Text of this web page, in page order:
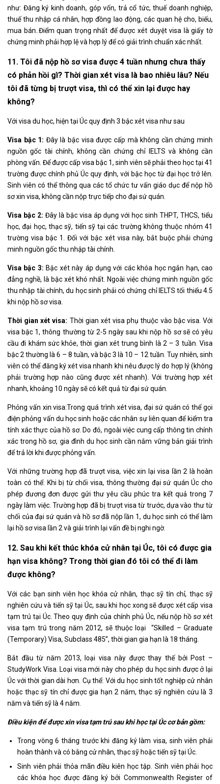
như: Đăng ký kinh doanh, góp vốn, trả cổ tức, thuế doanh nghiệp,
thuế thu nhập cá nhân, hợp đồng lao động, các quan hệ cho, biếu,
mua bán..Điểm quan trọng nhất để được xét duyệt visa là giấy tờ
chứng minh phải hợp lệ và hợp lý để có giải trình chuẩn xác nhất.
11. Tôi đã nộp hồ sơ visa được 4 tuần nhưng chưa thấy
có phản hồi gì? Thời gian xét visa là bao nhiêu lâu? Nếu
tôi đã từng bị trượt visa, thì có thể xin lại được hay
không?
Với visa du học, hiện tại Úc quy định 3 bậc xét visa như sau
Visa bậc 1: Đây là bậc visa được cấp mà không cần chứng minh
nguồn gốc tài chính, không cần chứng chỉ IELTS và không cần
phòng vấn. Để được cấp visa bậc 1, sinh viên sẽ phải theo học tại 41
trường được chính phủ Úc quy định, với bậc học từ đại học trở lên.
Sinh viên có thể thông qua các tổ chức tư vấn giáo dục để nộp hồ
sơ xin visa, không cần nộp trực tiếp cho đại sứ quán.
Visa bậc 2: Đây là bậc visa áp dụng với học sinh THPT, THCS, tiểu
học, đại học, thạc sỹ, tiến sỹ tại các trường không thuộc nhóm 41
trường visa bậc 1. Đối với bậc xét visa này, bắt buộc phải chứng
minh nguồn gốc thu nhập tài chính.
Visa bậc 3: Bậc xét này áp dụng với các khóa học ngắn hạn, cao
đẳng nghề, là bậc xét khó nhất. Ngoài việc chứng minh nguồn gốc
thu nhập tài chính, du học sinh phải có chứng chỉ IELTS tối thiểu 4.5
khi nộp hồ sơ visa.
Thời gian xét visa: Thời gian xét visa phụ thuộc vào bậc visa. Với
visa bậc 1, thông thường từ 2-5 ngày sau khi nộp hồ sơ sẽ có yêu
cầu đi khám sức khỏe, thời gian xét trung bình là 2 – 3 tuần. Visa
bậc 2 thường là 6 – 8 tuần, và bậc 3 là 10 – 12 tuần. Tuy nhiên, sinh
viên có thể đăng ký xét visa nhanh khi nêu được lý do hợp lý (không
phải trường hợp nào cũng được xét nhanh). Với trường hợp xét
nhanh, khoảng 10 ngày sẽ có kết quả từ đại sứ quán.
Phỏng vấn xin visa:Trong quá trình xét visa, đại sứ quán có thể gọi
điện phỏng vấn du học sinh hoặc các nhân sự liên quan để kiểm tra
tính xác thực của hồ sơ. Do đó, ngoài việc cung cấp thông tin chính
xác trong hồ sơ, gia đình du học sinh cần nắm vững bản giải trình
để trả lời khi được phỏng vấn.
Với những trường hợp đã trượt visa, việc xin lại visa lần 2 là hoàn
toàn có thể: Khi bị từ chối visa, thông thường đại sứ quán Úc cho
phép đương đơn được gửi thư yêu cầu phúc tra kết quả trong 7
ngày làm việc. Trường hợp đã bị trượt visa từ trước, dựa vào thư từ
chối của đại sứ quán và hồ sơ đã nộp lần 1, du học sinh có thể làm
lại hồ sơ visa lần 2 và giải trình lại vấn đề bị nghi ngờ.
12. Sau khi kết thúc khóa cử nhân tại Úc, tôi có được gia
hạn visa không? Trong thời gian đó tôi có thể đi làm
được không?
Với các bạn sinh viên học khóa cử nhân, thạc sỹ tín chỉ, thạc sỹ
nghiên cứu và tiến sỹ tại Úc, sau khi học xong sẽ được xét cấp visa
tạm trú tại Úc. Theo quy định của chính phủ Úc, nếu nộp hồ sơ xét
visa tạm trú trong năm 2012, sẽ thuộc loại “Skilled – Graduate
(Temporary) Visa, Subclass 485”, thời gian gia hạn là 18 tháng.
Bắt đầu từ năm 2013, loại visa này được thay thế bởi Post –
StudyWork Visa. Loại visa mới này cho phép du học sinh được ở lại
Úc với thời gian dài hơn. Cụ thể: Với du học sinh tốt nghiệp cử nhân
hoặc thạc sỹ tín chỉ được gia hạn 2 năm, thạc sỹ nghiên cứu là 3
năm và tiến sỹ là 4 năm.
Điều kiện để được xin visa tạm trú sau khi học tại Úc cơ bản gồm:
Trong vòng 6 tháng trước khi đăng ký làm visa, sinh viên phải
hoàn thành và có bằng cử nhân, thạc sỹ hoặc tiến sỹ tại Úc.
Sinh viên phải thỏa mãn điều kiên học tập. Sinh viên phải học
các khóa học được đăng ký bởi Commonwealth Register of